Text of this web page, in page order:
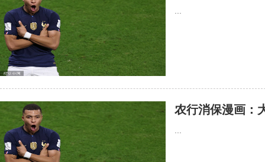
农行消保漫画：